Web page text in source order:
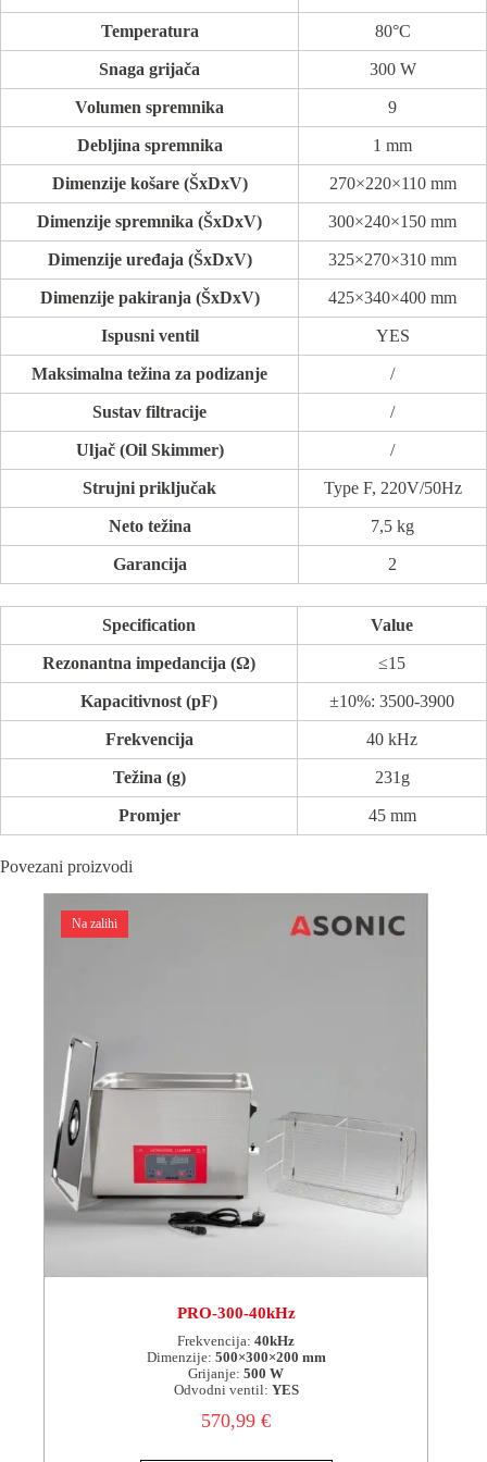
Temperatura 80°C
Snaga grijača 300 W
Volumen spremnika 9
Debljina spremnika 1 mm
Dimenzije košare (ŠxDxV) 270×220×110 mm
Dimenzije spremnika (ŠxDxV) 300×240×150 mm
Dimenzije uređaja (ŠxDxV) 325×270×310 mm
Dimenzije pakiranja (ŠxDxV) 425×340×400 mm
Ispusni ventil YES
Maksimalna težina za podizanje /
Sustav filtracije /
Uljač (Oil Skimmer) /
Strujni priključak Type F, 220V/50Hz
Neto težina 7,5 kg
Garancija 2
Specification Value
Rezonantna impedancija (Ω) ≤15
Kapacitivnost (pF) ±10%: 3500-3900
Frekvencija 40 kHz
Težina (g) 231g
Promjer 45 mm
Povezani proizvodi
Na zalihi
PRO-300-40kHz
Frekvencija: 40kHz
Dimenzije: 500×300×200 mm
Grijanje: 500 W
Odvodni ventil: YES
570,99€